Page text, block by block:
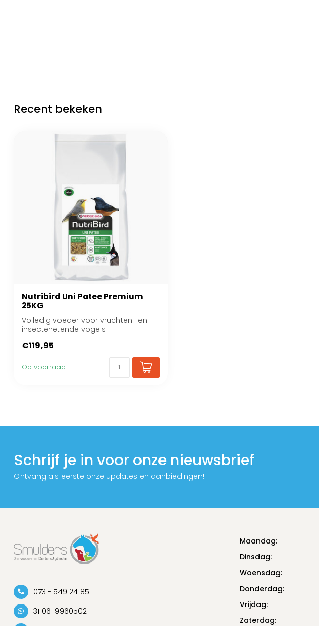
Recent bekeken
Nutribird Uni Patee Premium
25KG
Volledig voeder voor vruchten- en
insectenetende vogels
€119,95
Op voorraad
Schrijf je in voor onze nieuwsbrief
Ontvang als eerste onze updates en aanbiedingen!
073 - 549 24 85
31 06 19960502
Maandag:
Dinsdag:
Woensdag:
Donderdag:
Vrijdag:
Zaterdag: